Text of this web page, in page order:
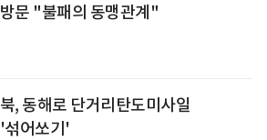
방문 "불패의 동맹관계"
북, 동해로 단거리탄도미사일
'섞어쏘기'